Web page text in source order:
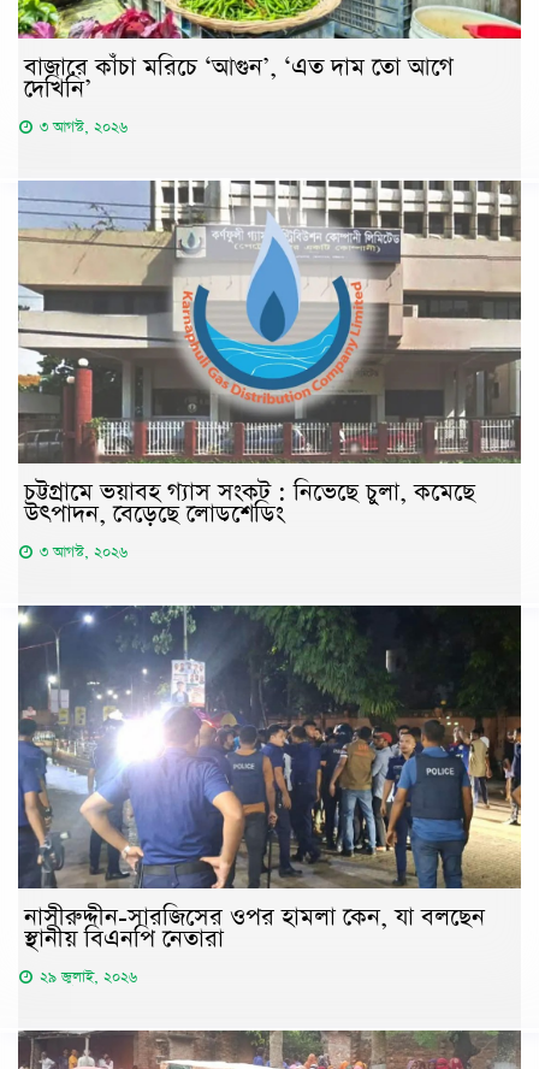
বাজারে কাঁচা মরিচে ‘আগুন’, ‘এত দাম তো আগে
দেখিনি’
৩ আগস্ট, ২০২৬
চট্টগ্রামে ভয়াবহ গ্যাস সংকট : নিভেছে চুলা, কমেছে
উৎপাদন, বেড়েছে লোডশেডিং
৩ আগস্ট, ২০২৬
নাসীরুদ্দীন-সারজিসের ওপর হামলা কেন, যা বলছেন
স্থানীয় বিএনপি নেতারা
২৯ জুলাই, ২০২৬